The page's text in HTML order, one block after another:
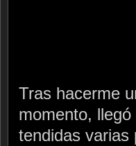
Tras hacerme
momento,
tendidas varias